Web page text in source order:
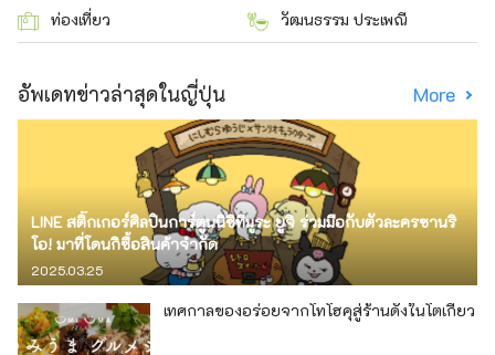
ท่องเที่ยว วัฒนธรรม ประเพณี
อัพเดทข่าวล่าสุดในญี่ปุ่น More
LINE สติ๊กเกอร์ศิลปินการ์ตูนนิชิทีมูระ ยูจิ ร่วมมือกับตัวละครซานริ
โอ! มาที่โดนกิซื้อสินค้าจำกัด
2025.03.25
เทศกาลของอร่อยจากโทโฮคุสู่ร้านดังในโตเกียว